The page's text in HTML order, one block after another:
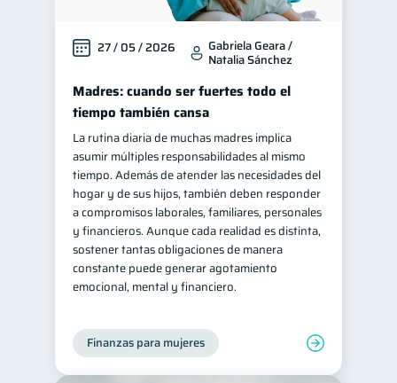
Finanzas Personales 1
Finanzas en Pareja
1
Fraudes 1 Mipymes
Información financiera
inversiones 1 ahorro 1
Retiro 1 Doble sueldo 1
Gasto responsable
información financiera 1
27 / 05 / 2026 Gabriela Geara /
Natalia Sánchez
Madres: cuando ser fuertes todo el
tiempo también cansa
La rutina diaria de muchas madres implica
asumir múltiples responsabilidades al mismo
tiempo. Además de atender las necesidades del
hogar y de sus hijos, también deben responder
a compromisos laborales, familiares, personales
y financieros. Aunque cada realidad es distinta,
sostener tantas obligaciones de manera
constante puede generar agotamiento
emocional, mental y financiero.
Finanzas para mujeres